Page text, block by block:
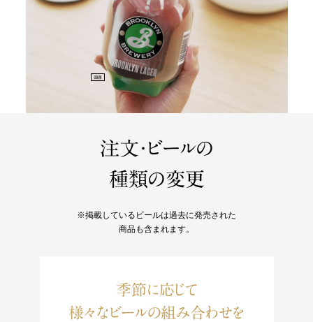
注文・ビールの
種類の変更
※掲載しているビールは過去に発売された
商品も含まれます。
季節に応じて
様々なビールの組み合わせを